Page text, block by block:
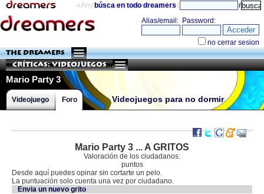
«Anything can happen and it probably will» directorio
búsca en todo dreamers
THE DREAMERS
Críticas: Videojuegos
Mario Party 3
Videojuegos para no dormir
Videojuego Foro
Mario Party 3 ... A GRITOS
Valoración de los ciudadanos:
puntos
Desde aquí puedes opinar sin cortarte un pelo.
La puntuación solo cuenta una vez por ciudadano.
Envia un nuevo grito